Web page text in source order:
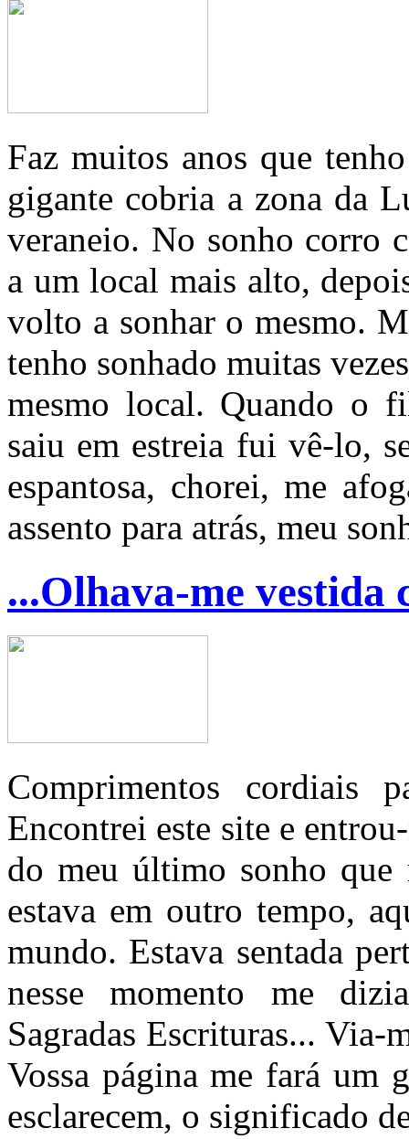
Faz muitos anos que
gigante cobria a zona da
veraneio. No sonho corro
a um local mais alto,
volto a sonhar o mesmo.
tenho sonhado muitas
mesmo local. Quando o
saiu em estreia fui vê-lo,
espantosa, chorei, me
assento para atrás, meu
...Olhava-me vestida
Comprimentos cordiais
Encontrei este site e
do meu último sonho
estava em outro tempo,
mundo. Estava sentada
nesse momento me
Sagradas Escrituras... Via-
Vossa página me fará um
esclarecem, o significado